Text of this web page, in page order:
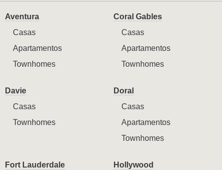
Aventura
Casas
Apartamentos
Townhomes
Coral Gables
Casas
Apartamentos
Townhomes
Davie
Casas
Townhomes
Doral
Casas
Apartamentos
Townhomes
Fort Lauderdale
Hollywood